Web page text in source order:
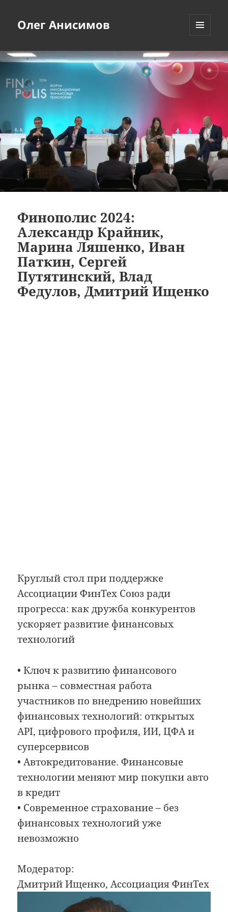
Олег Анисимов
ВИДЖЕТЫ
Финополис 2024:
Александр Крайник,
Марина Ляшенко, Иван
Паткин, Сергей
Путятинский, Влад
Федулов, Дмитрий Ищенко
Круглый стол при поддержке
Ассоциации ФинТех Союз ради
прогресса: как дружба конкурентов
ускоряет развитие финансовых
технологий
• Ключ к развитию финансового
рынка – совместная работа
участников по внедрению новейших
финансовых технологий: открытых
API, цифрового профиля, ИИ, ЦФА и
суперсервисов
• Автокредитование. Финансовые
технологии меняют мир покупки авто
в кредит
• Современное страхование – без
финансовых технологий уже
невозможно
Модератор:
Дмитрий Ищенко, Ассоциация ФинТех